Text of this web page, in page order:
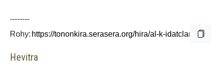
--------
Rohy:
Hevitra